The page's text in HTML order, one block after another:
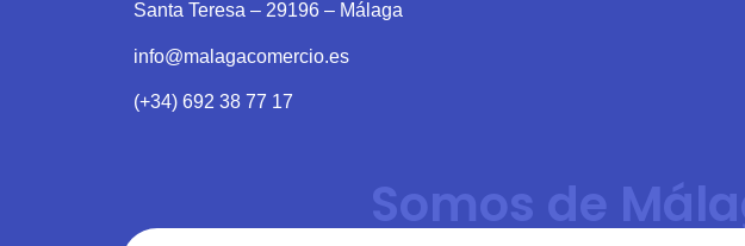
Santa Teresa – 29196 – Málaga
info@malagacomercio.es
(+34) 692 38 77 17
Somos de